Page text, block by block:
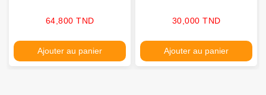
Prix
64,800 TND
Ajouter au panier
Prix
30,000 TND
Ajouter au panier